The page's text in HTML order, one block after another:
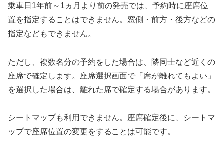
乗車日1年前～1ヵ月より前の発売では、予約時に座席位
置を指定することはできません。窓側・前方・後方などの
指定などもできません。
ただし、複数名分の予約をした場合は、隣同士など近くの
座席で確定します。座席選択画面で「席が離れてもよい」
を選択した場合は、離れた席で確定する場合があります。
シートマップも利用できません。座席確定後に、シートマ
ップで座席位置の変更をすることは可能です。